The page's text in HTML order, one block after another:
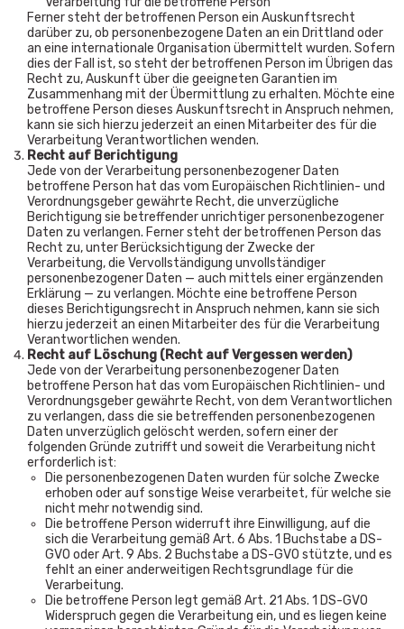
Ferner steht der betroffenen Person ein Auskunftsrecht
darüber zu, ob personenbezogene Daten an ein Drittland oder
an eine internationale Organisation übermittelt wurden. Sofern
dies der Fall ist, so steht der betroffenen Person im Übrigen das
Recht zu, Auskunft über die geeigneten Garantien im
Zusammenhang mit der Übermittlung zu erhalten. Möchte eine
betroffene Person dieses Auskunftsrecht in Anspruch nehmen,
kann sie sich hierzu jederzeit an einen Mitarbeiter des für die
Verarbeitung Verantwortlichen wenden.
Recht auf Berichtigung
Jede von der Verarbeitung personenbezogener Daten
betroffene Person hat das vom Europäischen Richtlinien- und
Verordnungsgeber gewährte Recht, die unverzügliche
Berichtigung sie betreffender unrichtiger personenbezogener
Daten zu verlangen. Ferner steht der betroffenen Person das
Recht zu, unter Berücksichtigung der Zwecke der
Verarbeitung, die Vervollständigung unvollständiger
personenbezogener Daten — auch mittels einer ergänzenden
Erklärung — zu verlangen. Möchte eine betroffene Person
dieses Berichtigungsrecht in Anspruch nehmen, kann sie sich
hierzu jederzeit an einen Mitarbeiter des für die Verarbeitung
Verantwortlichen wenden.
Recht auf Löschung (Recht auf Vergessen werden)
Jede von der Verarbeitung personenbezogener Daten
betroffene Person hat das vom Europäischen Richtlinien- und
Verordnungsgeber gewährte Recht, von dem Verantwortlichen
zu verlangen, dass die sie betreffenden personenbezogenen
Daten unverzüglich gelöscht werden, sofern einer der
folgenden Gründe zutrifft und soweit die Verarbeitung nicht
erforderlich ist:
Die personenbezogenen Daten wurden für solche Zwecke
erhoben oder auf sonstige Weise verarbeitet, für welche sie
nicht mehr notwendig sind.
Die betroffene Person widerruft ihre Einwilligung, auf die
sich die Verarbeitung gemäß Art. 6 Abs. 1 Buchstabe a DS-
GVO oder Art. 9 Abs. 2 Buchstabe a DS-GVO stützte, und es
fehlt an einer anderweitigen Rechtsgrundlage für die
Verarbeitung.
Die betroffene Person legt gemäß Art. 21 Abs. 1 DS-GVO
Widerspruch gegen die Verarbeitung ein, und es liegen keine